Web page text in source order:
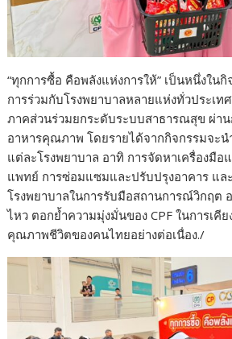
“ทุกการซื้อ คือพลังแห่งการให้” เป็นหนึ่งในกิ
การร่วมกับโรงพยาบาลหลายแห่งทั่วประเท
ภาคส่วนร่วมยกระดับระบบสาธารณสุข ผ่า
อาหารคุณภาพ โดยรายได้จากกิจกรรมจะ
แต่ละโรงพยาบาล อาทิ การจัดหาเครื่องมื
แพทย์ การซ่อมแซมและปรับปรุงอาคาร แล
โรงพยาบาลในการรับมือสถานการณ์วิกฤต
ไหว ตอกย้ำความมุ่งมั่นของ CPF ในการเคี
คุณภาพชีวิตของคนไทยอย่างต่อเนื่อง./